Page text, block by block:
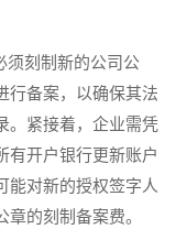
刻制新的公司公
行备案，以确保其法
。紧接着，企业需凭
有开户银行更新账户
能对新的授权签字人
的刻制备案费。